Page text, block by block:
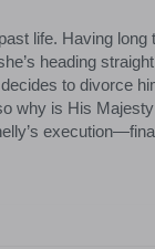
life. Having
heading
to divorce
why is His